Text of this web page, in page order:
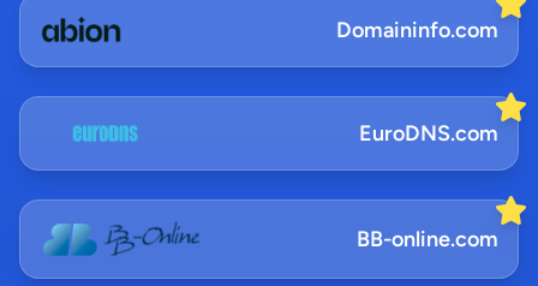
Domaininfo.com
EuroDNS.com
BB-online.com